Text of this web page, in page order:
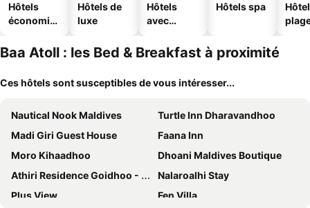
Hôtels
économiq
Hôtels de
luxe
Hôtels
avec
Hôtels spa
Baa Atoll : les Bed & Breakfast à proximité
Ces hôtels sont susceptibles de vous intéresser...
Nautical Nook Maldives
Turtle Inn Dharavandhoo
Madi Giri Guest House
Faana Inn
Moro Kihaadhoo
Dhoani Maldives Boutique
Athiri Residence Goidhoo - Island beach holiday
Nalaroalhi Stay
Plus View
Fen Villa